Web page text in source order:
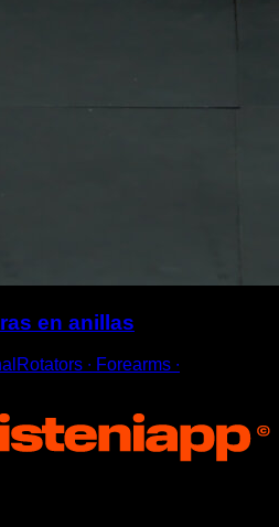
en anillas
∙ Forearms ∙